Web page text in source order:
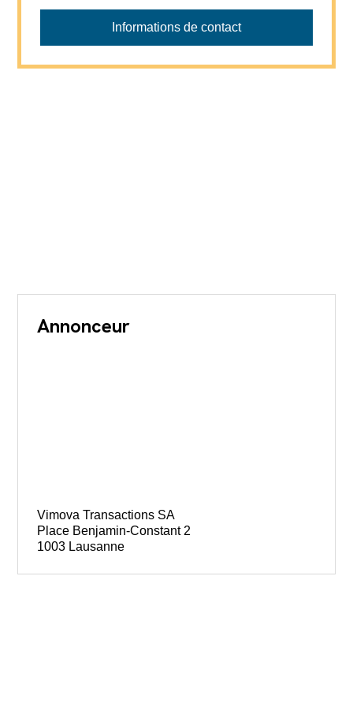
Informations de contact
Annonceur
Vimova Transactions SA
Place Benjamin-Constant 2
1003 Lausanne